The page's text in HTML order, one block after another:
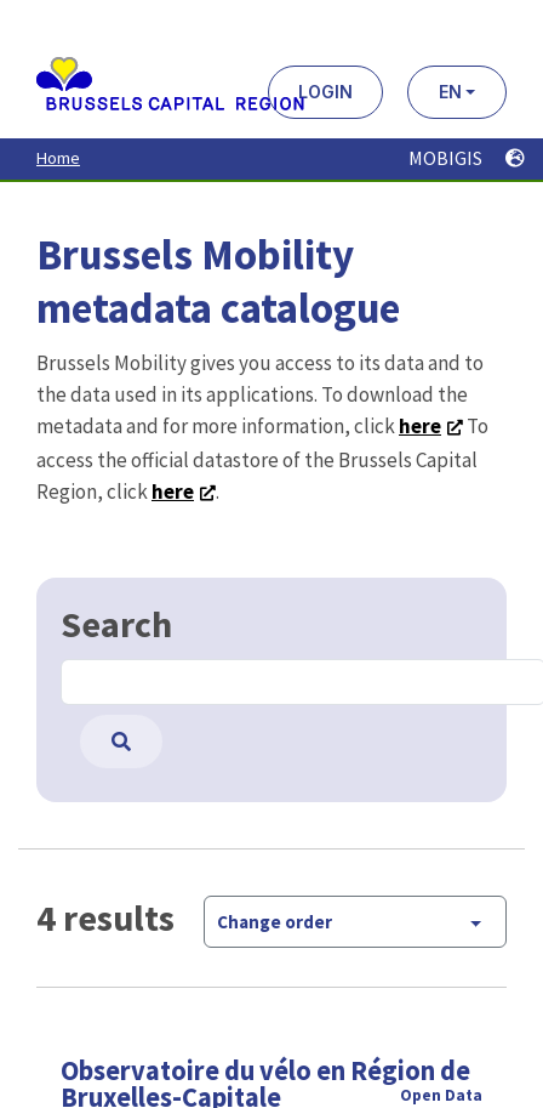
contenu
principal
LOGIN EN
Home MOBIGIS
Brussels Mobility
metadata catalogue
Brussels Mobility gives you access to its data and to
the data used in its applications. To download the
metadata and for more information, clickhere
To
access the official datastore of the Brussels Capital
Region, clickhere .
Search
4 results Change order
Observatoire du vélo en Région de
Bruxelles-Capitale
Open Data